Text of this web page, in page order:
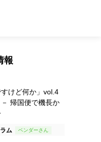
報
すけど何か」vol.4
－ 帰国便で機長か
ム